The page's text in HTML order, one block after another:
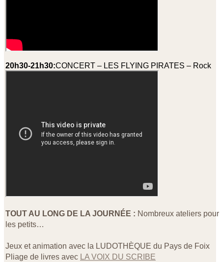
20h30-21h30:CONCERT – LES FLYING PIRATES – Rock
TOUT AU LONG DE LA JOURNÉE : Nombreux ateliers
les petits…
Jeux et animation avec la LUDOTHÈQUE du Pays de Foix
Pliage de livres avec LA VOIX DU SCRIBE